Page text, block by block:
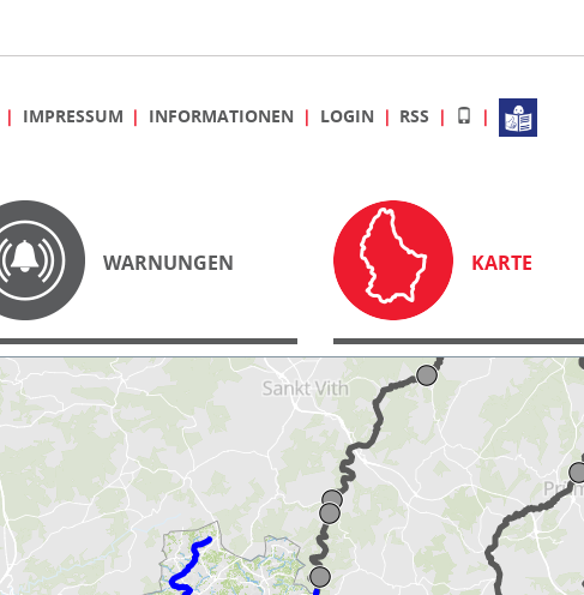
IMPRESSUM INFORMATIONEN LOGIN RSS
WARNUNGEN KARTE